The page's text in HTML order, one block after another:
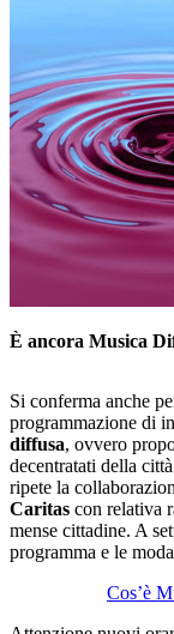
È ancora Musica
Si conferma anche
programmazione di
diffusa, ovvero
decentratati della
ripete la
Caritas con relativa
mense cittadine. A
programma e le
Cos’è